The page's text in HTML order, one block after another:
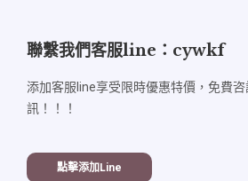
聯繫我們客服line：cywkf
添加客服line享受限時優惠特價，免費
訊！！！
點擊添加line